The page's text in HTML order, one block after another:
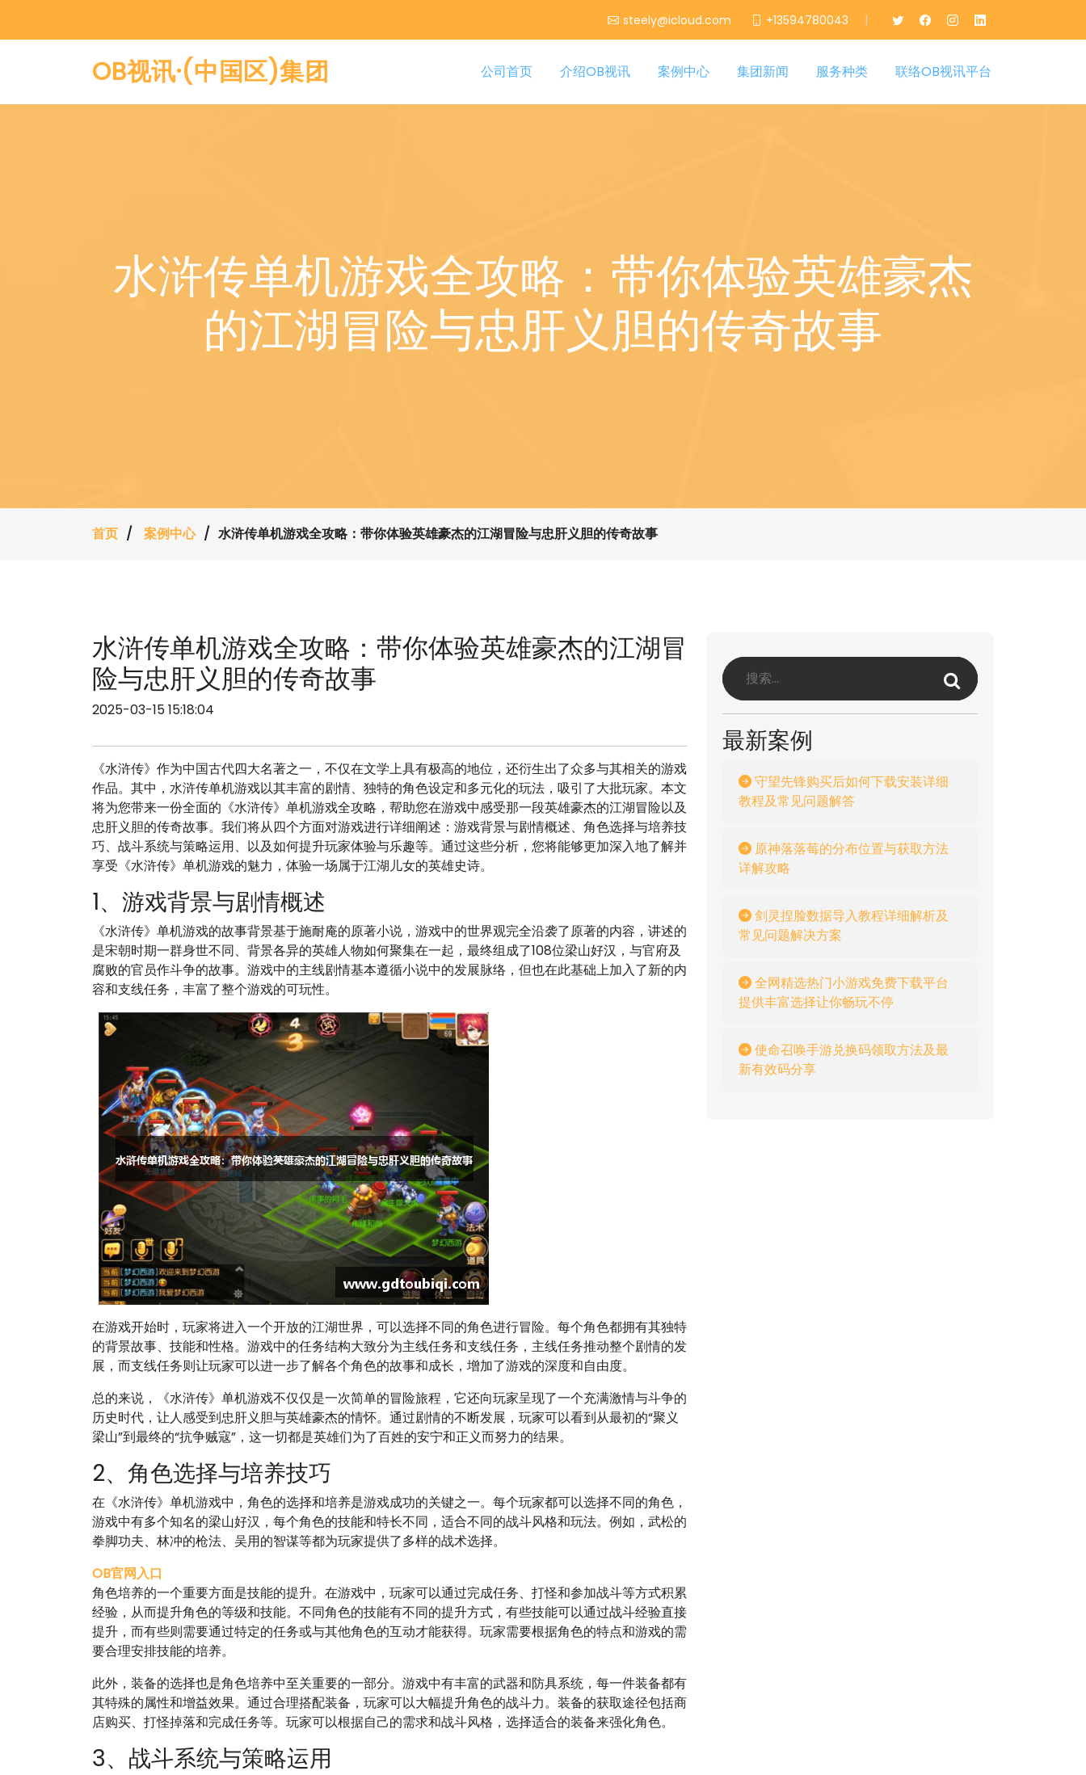
steely@icloud.com +13594780043 |
OB视讯·(中国区)集团 公司首页 介绍OB视讯 案例中心 集团新闻 服务种类 联络OB视讯平台
水浒传单机游戏全攻略：带你体验英雄豪杰
的江湖冒险与忠肝义胆的传奇故事
首页 案例中心 水浒传单机游戏全攻略：带你体验英雄豪杰的江湖冒险与忠肝义胆的传奇故事
水浒传单机游戏全攻略：带你体验英雄豪杰的江湖冒
险与忠肝义胆的传奇故事
2025-03-15 15:18:04
《水浒传》作为中国古代四大名著之一，不仅在文学上具有极高的地位，还衍生出了众多与其相关的游戏
作品。其中，水浒传单机游戏以其丰富的剧情、独特的角色设定和多元化的玩法，吸引了大批玩家。本文
将为您带来一份全面的《水浒传》单机游戏全攻略，帮助您在游戏中感受那一段英雄豪杰的江湖冒险以及
忠肝义胆的传奇故事。我们将从四个方面对游戏进行详细阐述：游戏背景与剧情概述、角色选择与培养技
巧、战斗系统与策略运用、以及如何提升玩家体验与乐趣等。通过这些分析，您将能够更加深入地了解并
享受《水浒传》单机游戏的魅力，体验一场属于江湖儿女的英雄史诗。
1、游戏背景与剧情概述
《水浒传》单机游戏的故事背景基于施耐庵的原著小说，游戏中的世界观完全沿袭了原著的内容，讲述的
是宋朝时期一群身世不同、背景各异的英雄人物如何聚集在一起，最终组成了108位梁山好汉，与官府及
腐败的官员作斗争的故事。游戏中的主线剧情基本遵循小说中的发展脉络，但也在此基础上加入了新的内
容和支线任务，丰富了整个游戏的可玩性。
在游戏开始时，玩家将进入一个开放的江湖世界，可以选择不同的角色进行冒险。每个角色都拥有其独特
的背景故事、技能和性格。游戏中的任务结构大致分为主线任务和支线任务，主线任务推动整个剧情的发
展，而支线任务则让玩家可以进一步了解各个角色的故事和成长，增加了游戏的深度和自由度。
总的来说，《水浒传》单机游戏不仅仅是一次简单的冒险旅程，它还向玩家呈现了一个充满激情与斗争的
历史时代，让人感受到忠肝义胆与英雄豪杰的情怀。通过剧情的不断发展，玩家可以看到从最初的“聚义
梁山”到最终的“抗争贼寇”，这一切都是英雄们为了百姓的安宁和正义而努力的结果。
2、角色选择与培养技巧
在《水浒传》单机游戏中，角色的选择和培养是游戏成功的关键之一。每个玩家都可以选择不同的角色，
游戏中有多个知名的梁山好汉，每个角色的技能和特长不同，适合不同的战斗风格和玩法。例如，武松的
拳脚功夫、林冲的枪法、吴用的智谋等都为玩家提供了多样的战术选择。
OB官网入口
角色培养的一个重要方面是技能的提升。在游戏中，玩家可以通过完成任务、打怪和参加战斗等方式积累
经验，从而提升角色的等级和技能。不同角色的技能有不同的提升方式，有些技能可以通过战斗经验直接
提升，而有些则需要通过特定的任务或与其他角色的互动才能获得。玩家需要根据角色的特点和游戏的需
要合理安排技能的培养。
此外，装备的选择也是角色培养中至关重要的一部分。游戏中有丰富的武器和防具系统，每一件装备都有
其特殊的属性和增益效果。通过合理搭配装备，玩家可以大幅提升角色的战斗力。装备的获取途径包括商
店购买、打怪掉落和完成任务等。玩家可以根据自己的需求和战斗风格，选择适合的装备来强化角色。
3、战斗系统与策略运用
最新案例
守望先锋购买后如何下载安装详细
教程及常见问题解答
原神落落莓的分布位置与获取方法
详解攻略
剑灵捏脸数据导入教程详细解析及
常见问题解决方案
全网精选热门小游戏免费下载平台
提供丰富选择让你畅玩不停
使命召唤手游兑换码领取方法及最
新有效码分享